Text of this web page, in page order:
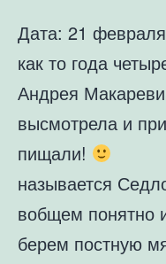
Дата: 21
как то года
Андрея
высмотрела и
пищали!
называется
вобщем понятно
берем постную